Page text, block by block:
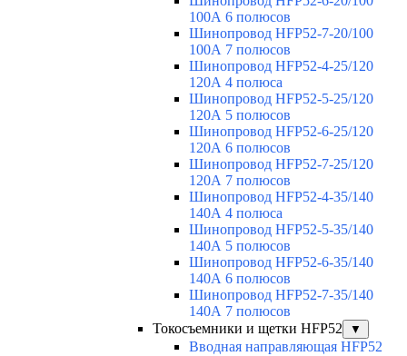
100А 6 полюсов
Шинопровод HFP52-7-20/100
100А 7 полюсов
Шинопровод HFP52-4-25/120
120А 4 полюса
Шинопровод HFP52-5-25/120
120А 5 полюсов
Шинопровод HFP52-6-25/120
120А 6 полюсов
Шинопровод HFP52-7-25/120
120А 7 полюсов
Шинопровод HFP52-4-35/140
140А 4 полюса
Шинопровод HFP52-5-35/140
140А 5 полюсов
Шинопровод HFP52-6-35/140
140А 6 полюсов
Шинопровод HFP52-7-35/140
140А 7 полюсов
Токосъемники и щетки HFP52
▼
Вводная направляющая HFP52